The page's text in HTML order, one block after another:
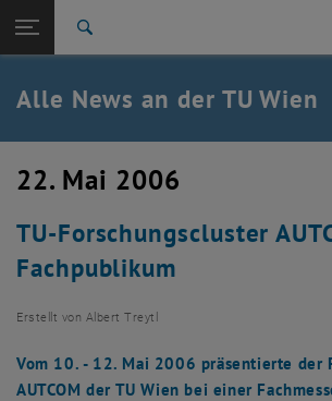
TU Login
Quicklinks
Quicklinks-Menü umschalten
Studium
Karriere
Zurück: Subseiten von TU Wien Startseite
Zurück zur letzten Ebene:
TU Wien Startseite
Übersicht
Alle News an der TU Wien
22. Mai 2006
TU-Forschungscluster
Fachpublikum
Erstellt von Albert Treytl
Vom 10. - 12. Mai 2006 präsentierte der
AUTCOM der TU Wien bei einer